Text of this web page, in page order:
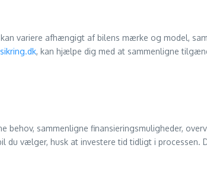
variere afhængigt af bilens mærke og model,
, kan hjælpe dig med at sammenligne
sammenligne finansieringsmuligheder,
vælger, husk at investere tid tidligt i processen.